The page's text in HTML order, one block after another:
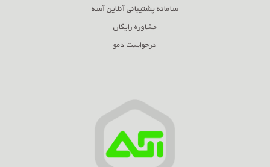
سامانه پشتیبانی آنلاین آسه
مشاوره رایگان
درخواست دمو